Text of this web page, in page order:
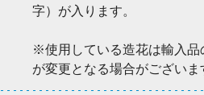
字）が入ります。
※使用している造花は輸入品
が変更となる場合がございま